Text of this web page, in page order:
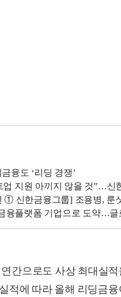
융도 ‘리딩 경쟁’
업 지원 아끼지 않을 것”…신
① 신한금융그룹] 조용병, 룬
융플랫폼 기업으로 도약…글
간으로도 사상 최대실
적에 따라 올해 리딩금